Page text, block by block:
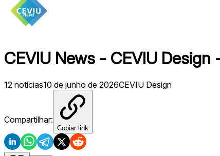
CEVIU News - CEVIU
12 notícias10 de junho de 2026CEVIU Design
Compartilhar:
Copiar link